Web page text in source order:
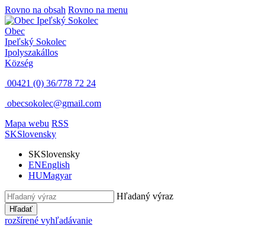
Rovno na obsah Rovno na menu
Obec
Ipeľský Sokolec
Ipolyszakállos
Község
00421 (0) 36/778 72 24
obecsokolec@gmail.com
Mapa webu RSS
SKSlovensky
SKSlovensky
ENEnglish
HUMagyar
Hľadaný výraz
Hľadať
rozšírené vyhľadávanie